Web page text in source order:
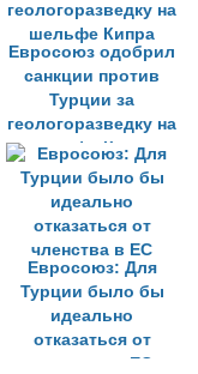
Евросоюз одобрил
санкции против
Турции за
геологоразведку на
шельфе Кипра
Евросоюз: Для
Турции было бы
идеально
отказаться от
членства в ЕС